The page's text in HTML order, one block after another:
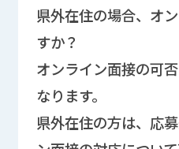
県外在住の場合、オ
すか？
オンライン面接の可
なります。
県外在住の方は、応